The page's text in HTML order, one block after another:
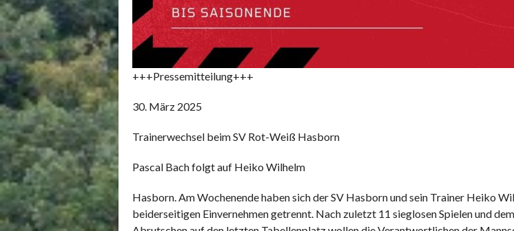
+++Pressemitteilung+++
30. März 2025
Trainerwechsel beim SV Rot-Weiß Hasborn
Pascal Bach folgt auf Heiko Wilhelm
Hasborn. Am Wochenende haben sich der SV Hasborn und sein Trainer Heiko
beiderseitigen Einvernehmen getrennt. Nach zuletzt 11 sieglosen Spielen und dem